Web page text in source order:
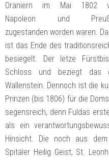
Oraniern im Mai 1802
Napoleon und
zugestanden worden waren.
ist das Ende des
besiegelt. Der letze
Schloss und beziegt das
Wallenstein. Dennoch ist die
Prinzen (bis 1806) für die
segensreich, denn Fuldas
als ein
Hinsicht. Die noch aus
Spitäler Heilig Geist, St.